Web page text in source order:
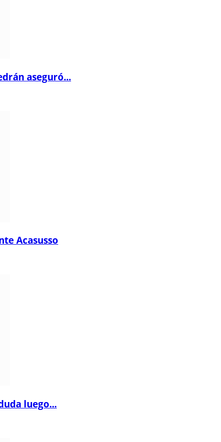
aseguró...
Acasusso
luego...